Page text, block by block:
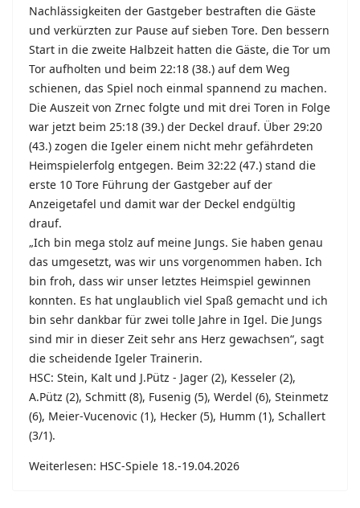
Nachlässigkeiten der Gastgeber bestraften die Gäste
und verkürzten zur Pause auf sieben Tore. Den bessern
Start in die zweite Halbzeit hatten die Gäste, die Tor um
Tor aufholten und beim 22:18 (38.) auf dem Weg
schienen, das Spiel noch einmal spannend zu machen.
Die Auszeit von Zrnec folgte und mit drei Toren in Folge
war jetzt beim 25:18 (39.) der Deckel drauf. Über 29:20
(43.) zogen die Igeler einem nicht mehr gefährdeten
Heimspielerfolg entgegen. Beim 32:22 (47.) stand die
erste 10 Tore Führung der Gastgeber auf der
Anzeigetafel und damit war der Deckel endgültig
drauf.
„Ich bin mega stolz auf meine Jungs. Sie haben genau
das umgesetzt, was wir uns vorgenommen haben. Ich
bin froh, dass wir unser letztes Heimspiel gewinnen
konnten. Es hat unglaublich viel Spaß gemacht und ich
bin sehr dankbar für zwei tolle Jahre in Igel. Die Jungs
sind mir in dieser Zeit sehr ans Herz gewachsen“, sagt
die scheidende Igeler Trainerin.
HSC: Stein, Kalt und J.Pütz - Jager (2), Kesseler (2),
A.Pütz (2), Schmitt (8), Fusenig (5), Werdel (6), Steinmetz
(6), Meier-Vucenovic (1), Hecker (5), Humm (1), Schallert
(3/1).
Weiterlesen: HSC-Spiele 18.-19.04.2026